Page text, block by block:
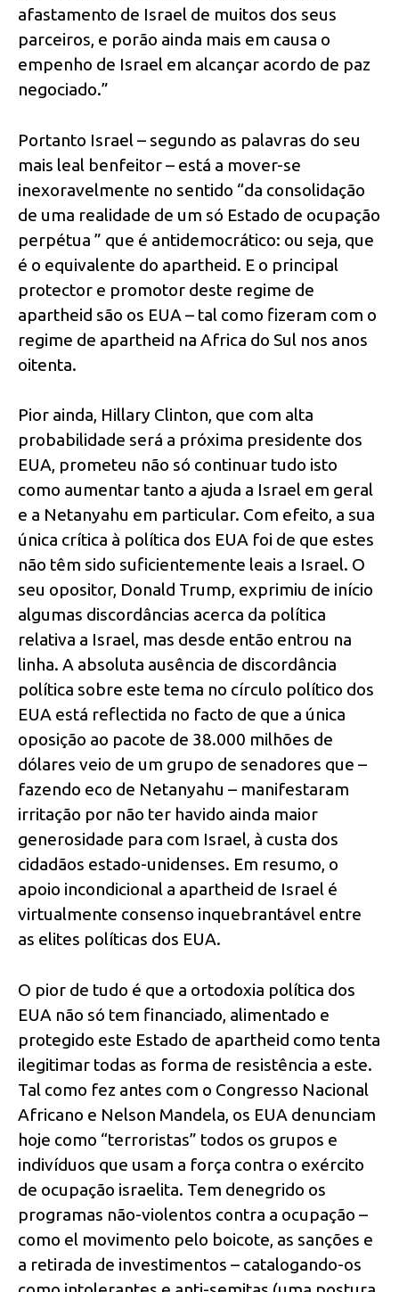
afastamento de Israel de muitos dos seus
parceiros, e porão ainda mais em causa o
empenho de Israel em alcançar acordo de paz
negociado.”
Portanto Israel – segundo as palavras do seu
mais leal benfeitor – está a mover-se
inexoravelmente no sentido “da consolidação
de uma realidade de um só Estado de ocupação
perpétua ” que é antidemocrático: ou seja, que
é o equivalente do apartheid. E o principal
protector e promotor deste regime de
apartheid são os EUA – tal como fizeram com o
regime de apartheid na Africa do Sul nos anos
oitenta.
Pior ainda, Hillary Clinton, que com alta
probabilidade será a próxima presidente dos
EUA, prometeu não só continuar tudo isto
como aumentar tanto a ajuda a Israel em geral
e a Netanyahu em particular. Com efeito, a sua
única crítica à política dos EUA foi de que estes
não têm sido suficientemente leais a Israel. O
seu opositor, Donald Trump, exprimiu de início
algumas discordâncias acerca da política
relativa a Israel, mas desde então entrou na
linha. A absoluta ausência de discordância
política sobre este tema no círculo político dos
EUA está reflectida no facto de que a única
oposição ao pacote de 38.000 milhões de
dólares veio de um grupo de senadores que –
fazendo eco de Netanyahu – manifestaram
irritação por não ter havido ainda maior
generosidade para com Israel, à custa dos
cidadãos estado-unidenses. Em resumo, o
apoio incondicional a apartheid de Israel é
virtualmente consenso inquebrantável entre
as elites políticas dos EUA.
O pior de tudo é que a ortodoxia política dos
EUA não só tem financiado, alimentado e
protegido este Estado de apartheid como tenta
ilegitimar todas as forma de resistência a este.
Tal como fez antes com o Congresso Nacional
Africano e Nelson Mandela, os EUA denunciam
hoje como “terroristas” todos os grupos e
indivíduos que usam a força contra o exército
de ocupação israelita. Tem denegrido os
programas não-violentos contra a ocupação –
como el movimento pelo boicote, as sanções e
a retirada de investimentos – catalogando-os